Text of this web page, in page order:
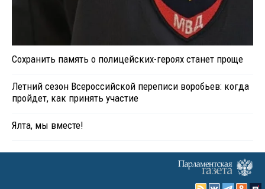
Сохранить память о полицейских-героях станет проще
Летний сезон Всероссийской переписи воробьев: когда
пройдет, как принять участие
Ялта, мы вместе!